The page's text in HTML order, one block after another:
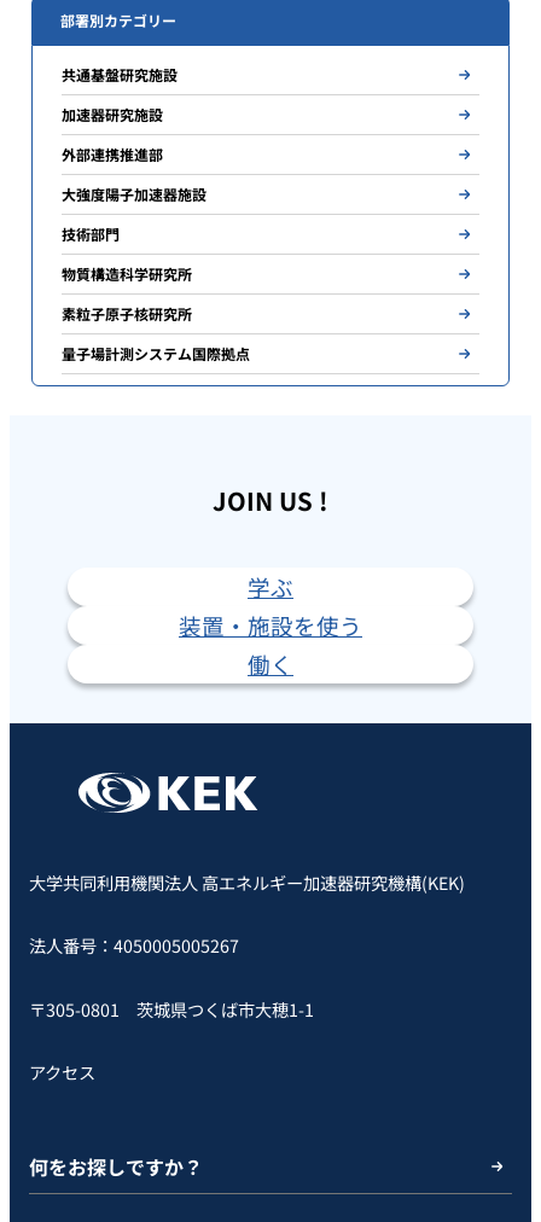
部署別カテゴリー
共通基盤研究施設
加速器研究施設
外部連携推進部
大強度陽子加速器施設
技術部門
物質構造科学研究所
素粒子原子核研究所
量子場計測システム国際拠点
JOIN US !
学ぶ
装置・施設を使う
働く
大学共同利用機関法人 高エネルギー加速器研究機構(KEK)
法人番号：4050005005267
〒305-0801 茨城県つくば市大穂1-1
アクセス
何をお探しですか？